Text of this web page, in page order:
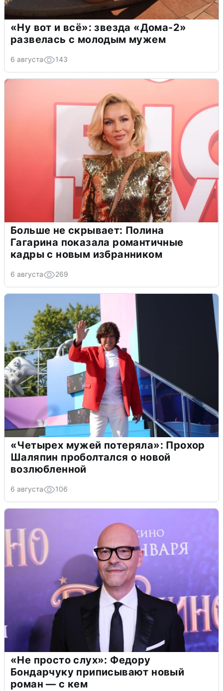
«Ну вот и всё»: звезда «Дома-2»
развелась с молодым мужем
6 августа 143
Больше не скрывает: Полина
Гагарина показала романтичные
кадры с новым избранником
6 августа 269
«Четырех мужей потеряла»: Прохор
Шаляпин проболтался о новой
возлюбленной
6 августа 106
«Не просто слух»: Федору
Бондарчуку приписывают новый
роман — с кем